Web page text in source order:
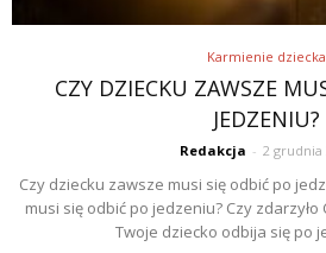
Karmienie dziecka
CZY DZIECKU ZAWSZE
JEDZENIU?
Redakcja - 2 grudnia
Czy dziecku zawsze musi się odbić po
musi się odbić po jedzeniu? Czy zdarzyło
Twoje dziecko odbija się po